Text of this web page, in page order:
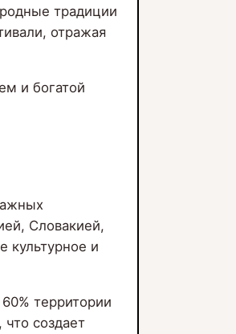
традиции
отражая
и богатой
Словакией,
культурное и
территории
создает